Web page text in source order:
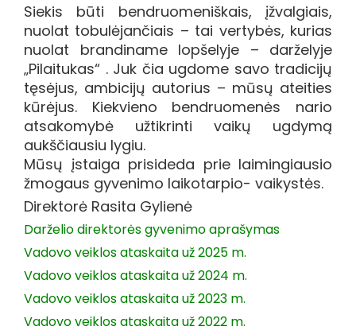
Siekis būti bendruomeniškais, įžvalgiais,
nuolat tobulėjančiais – tai vertybės, kurias
nuolat brandiname lopšelyje – darželyje
„Pilaitukas“ . Juk čia ugdome savo tradicijų
tęsėjus, ambicijų autorius – mūsų ateities
kūrėjus. Kiekvieno bendruomenės nario
atsakomybė užtikrinti vaikų ugdymą
aukščiausiu lygiu.
Mūsų įstaiga prisideda prie laimingiausio
žmogaus gyvenimo laikotarpio- vaikystės.
Direktorė Rasita Gylienė
Darželio direktorės gyvenimo aprašymas
Vadovo veiklos ataskaita už 2025 m.
Vadovo veiklos ataskaita už 2024 m.
Vadovo veiklos ataskaita už 2023 m.
Vadovo veiklos ataskaita už 2022 m.